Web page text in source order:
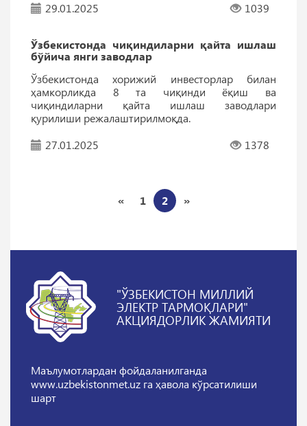
29.01.2025
1039
Ўзбекистонда чиқиндиларни қайта ишлаш
бўйича янги заводлар
Ўзбекистонда хорижий инвесторлар билан
ҳамкорликда 8 та чиқинди ёқиш ва
чиқиндиларни қайта ишлаш заводлари
қурилиши режалаштирилмоқда.
27.01.2025
1378
« 1 2 »
"ЎЗБЕКИСТОН МИЛЛИЙ
ЭЛЕКТР ТАРМОҚЛАРИ"
АКЦИЯДОРЛИК ЖАМИЯТИ
Маълумотлардан фойдаланилганда
www.uzbekistonmet.uz га ҳавола кўрсатилиши
шарт